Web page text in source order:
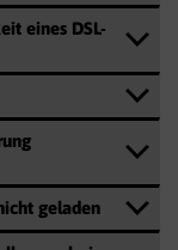
eines DSL-
geladen